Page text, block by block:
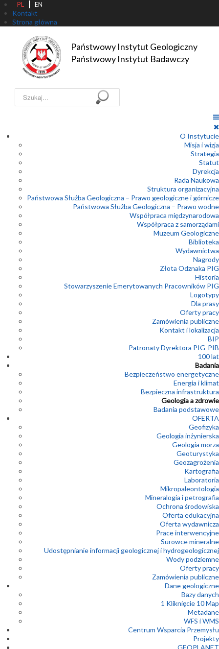
PL EN
Kontakt
Strona główna
Państwowy Instytut Geologiczny
Państwowy Instytut Badawczy
Szukaj...
O Instytucie
Misja i wizja
Strategia
Statut
Dyrekcja
Rada Naukowa
Struktura organizacyjna
Państwowa Służba Geologiczna – Prawo geologiczne i górnicze
Państwowa Służba Geologiczna – Prawo wodne
Współpraca międzynarodowa
Współpraca z samorządami
Muzeum Geologiczne
Biblioteka
Wydawnictwa
Nagrody
Złota Odznaka PIG
Historia
Stowarzyszenie Emerytowanych Pracowników PIG
Logotypy
Dla prasy
Oferty pracy
Zamówienia publiczne
Kontakt i lokalizacja
BIP
Patronaty Dyrektora PIG-PIB
100 lat
Badania
Bezpieczeństwo energetyczne
Energia i klimat
Bezpieczna infrastruktura
Geologia a zdrowie
Badania podstawowe
OFERTA
Geofizyka
Geologia inżynierska
Geologia morza
Geoturystyka
Geozagrożenia
Kartografia
Laboratoria
Mikropaleontologia
Mineralogia i petrografia
Ochrona środowiska
Oferta edukacyjna
Oferta wydawnicza
Prace interwencyjne
Surowce mineralne
Udostępnianie informacji geologicznej i hydrogeologicznej
Wody podziemne
Oferty pracy
Zamówienia publiczne
Dane geologiczne
Bazy danych
1 Kliknięcie 10 Map
Metadane
WFS i WMS
Centrum Wsparcia Przemysłu
Projekty